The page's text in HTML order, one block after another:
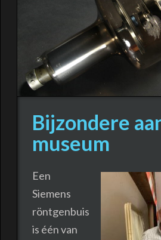
Bijzondere
museum
Een
Siemens
röntgenbuis
is één van